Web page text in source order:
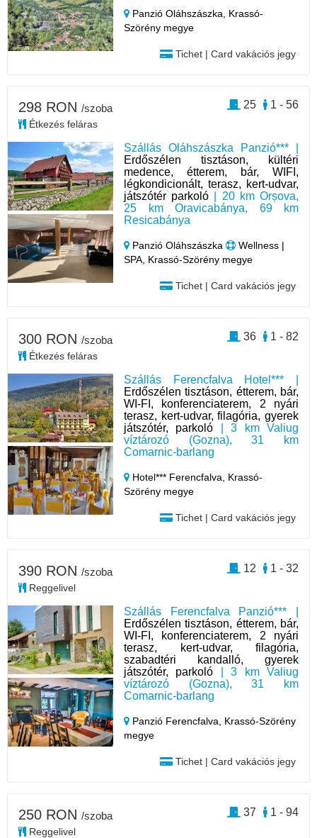
Panzió Oláhszászka, Krassó-
Szörény megye
Tichet | Card vakációs jegy
Szállás Oláhszászka Panzió*** |
Erdőszélen tisztáson, kültéri
medence, étterem, bár, WIFI,
légkondicionált, terasz, kert-udvar,
játszótér parkoló | 20 km Orșova,
25 km Oravicabánya, 69 km
Resicabánya
Panzió Oláhszászka
Wellness |
SPA, Krassó-Szörény megye
Tichet | Card vakációs jegy
298 RON /szoba
Étkezés feláras
1 - 56
25
Szállás Ferencfalva Hotel*** |
Erdőszélen tisztáson, étterem, bár,
WI-FI, konferenciaterem, 2 nyári
terasz, kert-udvar, filagória, gyerek
játszótér, parkoló | 3 km Valiug
víztározó (Gozna), 31 km
Comarnic-barlang
Hotel*** Ferencfalva, Krassó-
Szörény megye
Tichet | Card vakációs jegy
300 RON /szoba
Étkezés feláras
1 - 82
36
Szállás Ferencfalva Panzió*** |
Erdőszélen tisztáson, étterem, bár,
WI-FI, konferenciaterem, 2 nyári
terasz, kert-udvar, filagória,
szabadtéri kandalló, gyerek
játszótér, parkoló | 3 km Valiug
víztározó (Gozna), 31 km
Comarnic-barlang
Panzió Ferencfalva, Krassó-Szörény
megye
Tichet | Card vakációs jegy
390 RON /szoba
Reggelivel
1 - 32
12
250 RON /szoba
Reggelivel
1 - 94
37